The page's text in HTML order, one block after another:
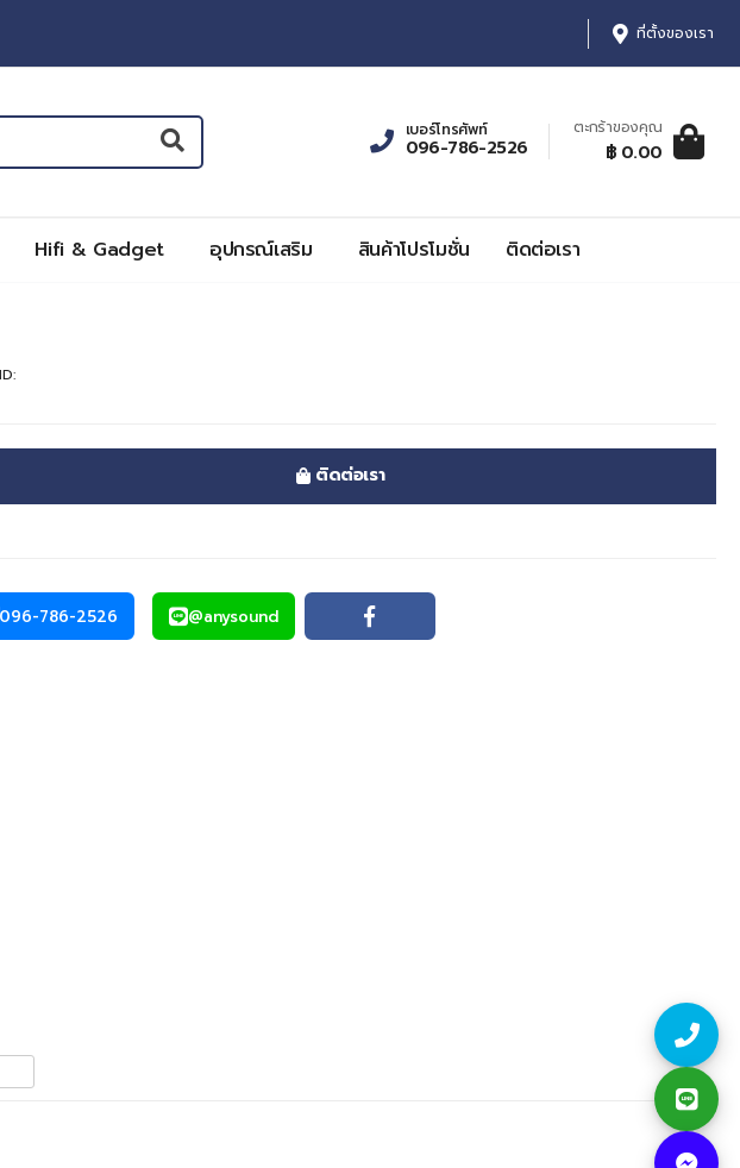
ที่ตั้งของเรา
เบอร์โทรศัพท์
096-786-2526
ตะกร้าของคุณ
฿ 0.00
ตะกร้าสินค้า:รายการ, รา
฿ 0.00
Hifi & Gadget อุปกรณ์เสริม สินค้าโปรโมชั่น ติดต่อเรา
ติดต่อเรา
096-786-2526
โทรศัพท์
@anysound
Line Facebook